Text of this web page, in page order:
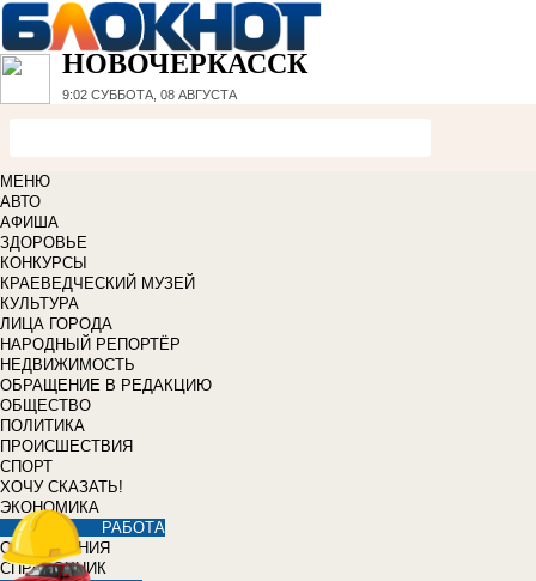
НОВОЧЕРКАССК
9:02 СУББОТА, 08 АВГУСТА
МЕНЮ
АВТО
АФИША
ЗДОРОВЬЕ
КОНКУРСЫ
КРАЕВЕДЧЕСКИЙ МУЗЕЙ
КУЛЬТУРА
ЛИЦА ГОРОДА
НАРОДНЫЙ РЕПОРТЁР
НЕДВИЖИМОСТЬ
ОБРАЩЕНИЕ В РЕДАКЦИЮ
ОБЩЕСТВО
ПОЛИТИКА
ПРОИСШЕСТВИЯ
СПОРТ
ХОЧУ СКАЗАТЬ!
ЭКОНОМИКА
РАБОТА
ОБЪЯВЛЕНИЯ
СПРАВОЧНИК